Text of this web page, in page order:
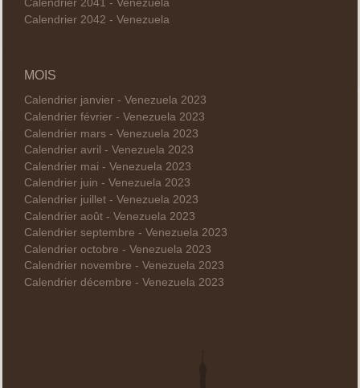
Calendrier 2041 - Venezuela
Calendrier 2042 - Venezuela
MOIS
Calendrier janvier - Venezuela 2023
Calendrier février - Venezuela 2023
Calendrier mars - Venezuela 2023
Calendrier avril - Venezuela 2023
Calendrier mai - Venezuela 2023
Calendrier juin - Venezuela 2023
Calendrier juillet - Venezuela 2023
Calendrier août - Venezuela 2023
Calendrier septembre - Venezuela 2023
Calendrier octobre - Venezuela 2023
Calendrier novembre - Venezuela 2023
Calendrier décembre - Venezuela 2023